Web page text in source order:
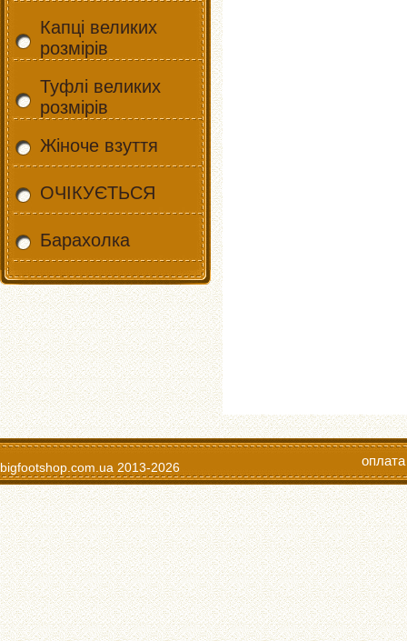
Капці великих
розмірів
Туфлі великих
розмірів
Жіноче взуття
ОЧІКУЄТЬСЯ
Барахолка
bigfootshop.com.ua 2013-2026 оплата